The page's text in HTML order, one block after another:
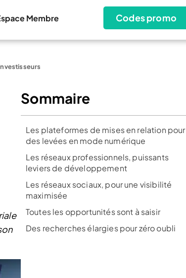
Membre Codes promo
Sommaire
Les plateformes de mises en relation pour
des levées en mode numérique
Les réseaux professionnels, puissants
leviers de développement
Les réseaux sociaux, pour une visibilité
maximisée
Toutes les opportunités sont à saisir
Des recherches élargies pour zéro oubli